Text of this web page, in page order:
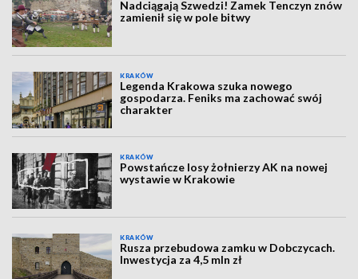
Nadciągają Szwedzi! Zamek Tenczyn znów
zamienił się w pole bitwy
KRAKÓW
Legenda Krakowa szuka nowego
gospodarza. Feniks ma zachować swój
charakter
KRAKÓW
Powstańcze losy żołnierzy AK na nowej
wystawie w Krakowie
KRAKÓW
Rusza przebudowa zamku w Dobczycach.
Inwestycja za 4,5 mln zł